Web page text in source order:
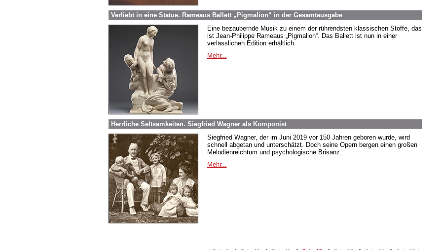
Verliebt in eine Statue. Rameaus Ballett „Pigmalion“ in der Gesamtausgabe
Eine bezaubernde Musik zu einem der rührendsten klassischen Stoffe, das
ist Jean-Philippe Rameaus „Pigmalion“. Das Ballett ist nun in einer
verlässlichen Edition erhältlich.
Mehr...
Herrliche Seltsamkeiten. Siegfried Wagner als Komponist
Siegfried Wagner, der im Juni 2019 vor 150 Jahren geboren wurde, wird
schnell abgetan und unterschätzt. Doch seine Opern bergen einen großen
Melodienreichtum und psychologische Brisanz.
Mehr...